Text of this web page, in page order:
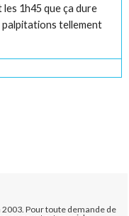
1h45 que ça dure
palpitations tellement
2003. Pour toute demande de